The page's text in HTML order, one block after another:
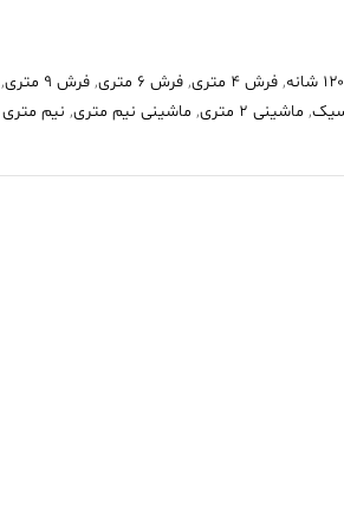
, فرش 4 متری , فرش 6 متری , فرش 9 متری ,
, ماشینی 2 متری , ماشینی نیم متری, نیم متری